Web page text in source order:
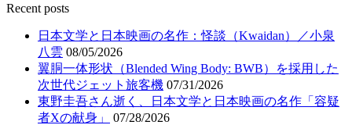
Recent posts
日本文学と日本映画の名作：怪談（Kwaidan）／小泉
八雲 08/05/2026
翼胴一体形状（Blended Wing Body: BWB）を採用した
次世代ジェット旅客機 07/31/2026
東野圭吾さん逝く、日本文学と日本映画の名作「容疑
者Xの献身」
07/28/2026